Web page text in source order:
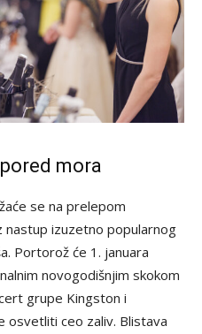
mora
se na prelepom
nastup izuzetno popularnog
Portorož će 1. januara
novogodišnjim skokom
grupe Kingston i
osvetliti ceo zaliv. Blistava